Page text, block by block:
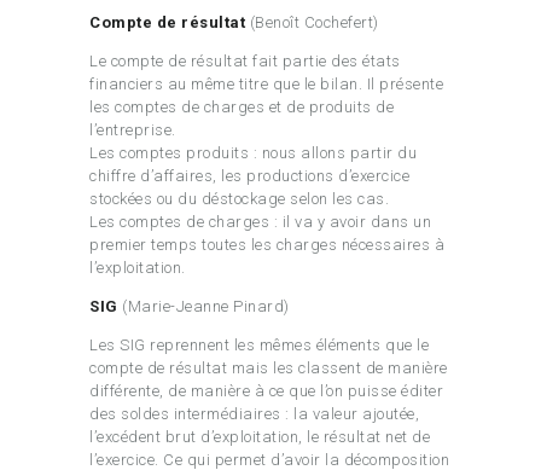
Compte de résultat (Benoît Cochefert)
Le compte de résultat fait partie des états
financiers au même titre que le bilan. Il présente
les comptes de charges et de produits de
l’entreprise.
Les comptes produits : nous allons partir du
chiffre d’affaires, les productions d’exercice
stockées ou du déstockage selon les cas.
Les comptes de charges : il va y avoir dans un
premier temps toutes les charges nécessaires à
l’exploitation.
SIG (Marie-Jeanne Pinard)
Les SIG reprennent les mêmes éléments que le
compte de résultat mais les classent de manière
différente, de manière à ce que l’on puisse éditer
des soldes intermédiaires : la valeur ajoutée,
l’excédent brut d’exploitation, le résultat net de
l’exercice. Ce qui permet d’avoir la décomposition